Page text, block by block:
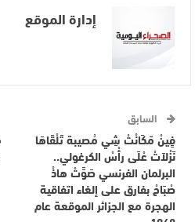
إدارة الموقع
السابق
فِِينْ مّكَانْتْ شِي مُصيبة تَلْقَاهَا
نَزْلاَتْ عْلَى رأْسْ الكرغولي..
البرلمان الفرنسي صَوَّتْ هاذْ
صْبَاحْ بفارق على إلغاء اتفاقية
الهجرة مع الجزائر الموقعة عام